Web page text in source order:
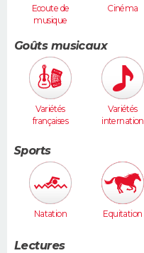
Ecoute de
musique
Cinéma
Goûts musicaux
Variétés
françaises
Variétés
internation
Sports
Natation Equitation
Lectures